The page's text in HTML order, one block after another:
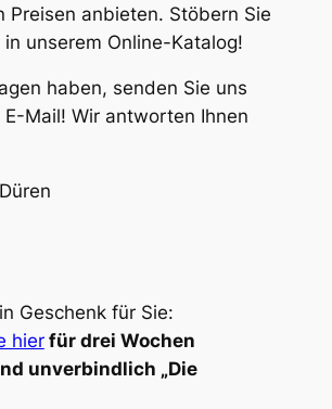
Preisen anbieten. Stöbern Sie
unserem Online-Katalog!
haben, senden Sie uns
Mail! Wir antworten Ihnen
Geschenk für Sie:
hier für drei Wochen
unverbindlich „Die